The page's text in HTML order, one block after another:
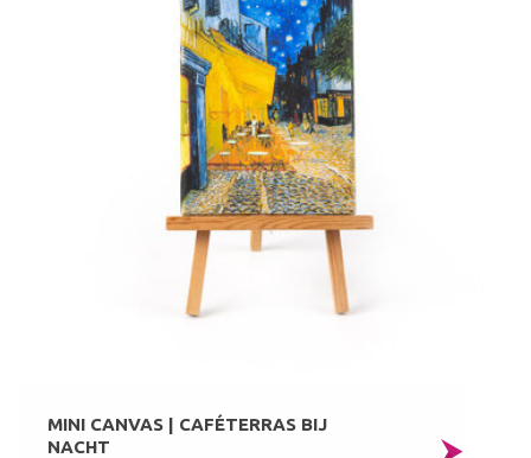
MINI CANVAS | CAFÉTERRAS BIJ
NACHT